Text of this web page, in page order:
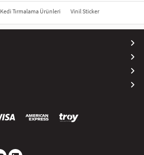
Kedi Tırmalama Ürünleri Vinil Sticker